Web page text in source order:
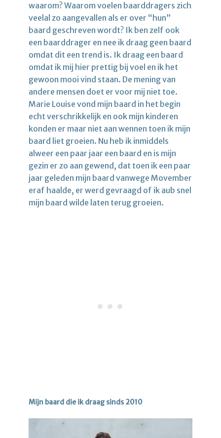
waarom? Waarom voelen baarddragers zich
veelal zo aangevallen als er over “hun”
baard geschreven wordt? Ik ben zelf ook
een baarddrager en nee ik draag geen baard
omdat dit een trend is. Ik draag een baard
omdat ik mij hier prettig bij voel en ik het
gewoon mooi vind staan. De mening van
andere mensen doet er voor mij niet toe.
Marie Louise vond mijn baard in het begin
echt verschrikkelijk en ook mijn kinderen
konden er maar niet aan wennen toen ik mijn
baard liet groeien. Nu heb ik inmiddels
alweer een paar jaar een baard en is mijn
gezin er zo aan gewend, dat toen ik een paar
jaar geleden mijn baard vanwege Movember
eraf haalde, er werd gevraagd of ik aub snel
mijn baard wilde laten terug groeien.
Mijn baard die ik draag sinds 2010